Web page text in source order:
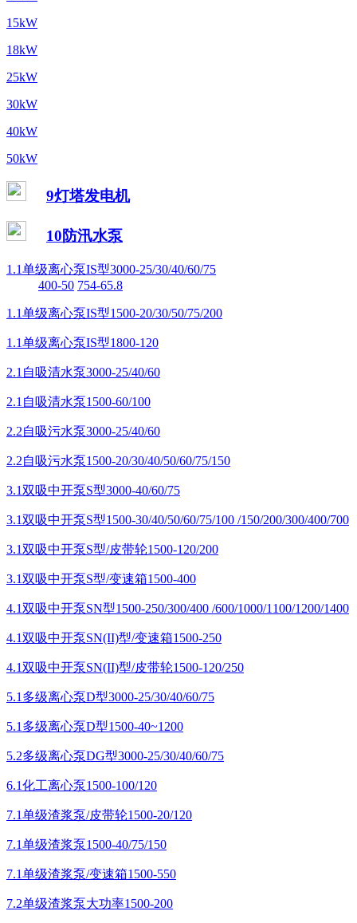
15kW
18kW
25kW
30kW
40kW
50kW
9灯塔发电机
10防汛水泵
1.1单级离心泵IS型3000-25/30/40/60/75
400-50 754-65.8
1.1单级离心泵IS型1500-20/30/50/75/200
1.1单级离心泵IS型1800-120
2.1自吸清水泵3000-25/40/60
2.1自吸清水泵1500-60/100
2.2自吸污水泵3000-25/40/60
2.2自吸污水泵1500-20/30/40/50/60/75/150
3.1双吸中开泵S型3000-40/60/75
3.1双吸中开泵S型1500-30/40/50/60/75/100 /150/200/300/400/700
3.1双吸中开泵S型/皮带轮1500-120/200
3.1双吸中开泵S型/变速箱1500-400
4.1双吸中开泵SN型1500-250/300/400 /600/1000/1100/1200/1400
4.1双吸中开泵SN(II)型/变速箱1500-250
4.1双吸中开泵SN(II)型/皮带轮1500-120/250
5.1多级离心泵D型3000-25/30/40/60/75
5.1多级离心泵D型1500-40~1200
5.2多级离心泵DG型3000-25/30/40/60/75
6.1化工离心泵1500-100/120
7.1单级渣浆泵/皮带轮1500-20/120
7.1单级渣浆泵1500-40/75/150
7.1单级渣浆泵/变速箱1500-550
7.2单级渣浆泵大功率1500-200